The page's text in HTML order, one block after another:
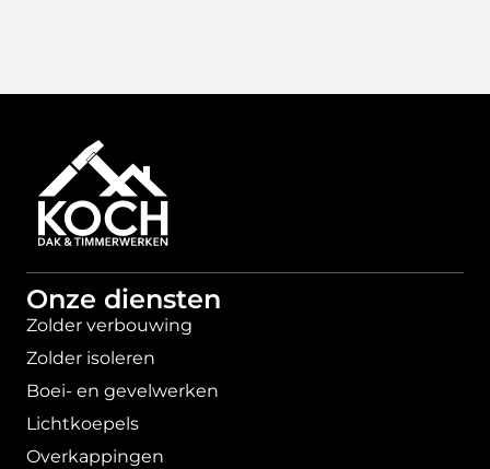
Onze diensten
Zolder verbouwing
Zolder isoleren
Boei- en gevelwerken
Lichtkoepels
Overkappingen